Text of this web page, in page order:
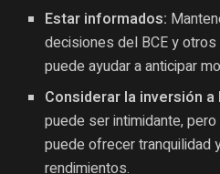
Estar informados:
decisiones del BCE y
puede ayudar a anticipar
Considerar la inversión a
puede ser intimidante,
puede ofrecer tranquilidad
rendimientos.